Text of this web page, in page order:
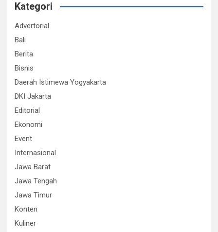
Kategori
Advertorial
Bali
Berita
Bisnis
Daerah Istimewa Yogyakarta
DKI Jakarta
Editorial
Ekonomi
Event
Internasional
Jawa Barat
Jawa Tengah
Jawa Timur
Konten
Kuliner